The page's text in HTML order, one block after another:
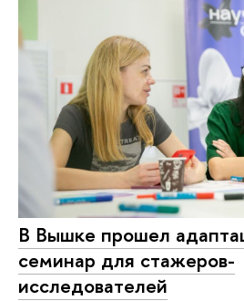
В Вышке прошел
семинар для стажеров-
исследователей